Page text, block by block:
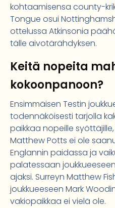
kohtaamisensa county-
Tongue osui
ottelussa Atkinsonia
tälle aivotärähdyksen.
Keitä nopeita
kokoonpanoon?
Ensimmäisen Testin
todennäköisesti tarjolla
paikkaa nopeille
Matthew Potts ei ole
Englannin paidassa ja
palatessaan
ajaksi. Surreyn Matthew
joukkueeseen Mark
vakiopaikkaa ei vielä ole.